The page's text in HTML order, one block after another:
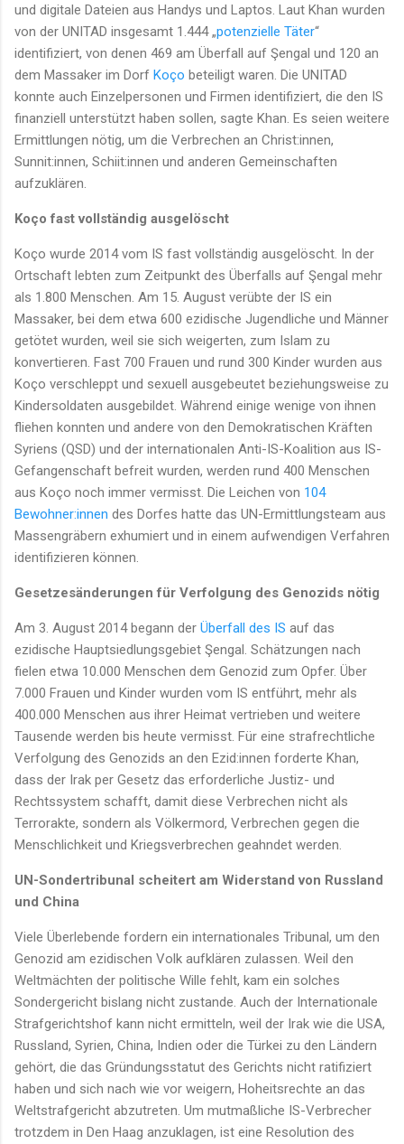
und digitale Dateien aus Handys und Laptos. Laut Khan wurden
von der UNITAD insgesamt 1.444 „potenzielle Täter“
identifiziert, von denen 469 am Überfall auf Şengal und 120 an
dem Massaker im Dorf Koço beteiligt waren. Die UNITAD
konnte auch Einzelpersonen und Firmen identifiziert, die den IS
finanziell unterstützt haben sollen, sagte Khan. Es seien weitere
Ermittlungen nötig, um die Verbrechen an Christ:innen,
Sunnit:innen, Schiit:innen und anderen Gemeinschaften
aufzuklären.
Koço fast vollständig ausgelöscht
Koço wurde 2014 vom IS fast vollständig ausgelöscht. In der
Ortschaft lebten zum Zeitpunkt des Überfalls auf Şengal mehr
als 1.800 Menschen. Am 15. August verübte der IS ein
Massaker, bei dem etwa 600 ezidische Jugendliche und Männer
getötet wurden, weil sie sich weigerten, zum Islam zu
konvertieren. Fast 700 Frauen und rund 300 Kinder wurden aus
Koço verschleppt und sexuell ausgebeutet beziehungsweise zu
Kindersoldaten ausgebildet. Während einige wenige von ihnen
fliehen konnten und andere von den Demokratischen Kräften
Syriens (QSD) und der internationalen Anti-IS-Koalition aus IS-
Gefangenschaft befreit wurden, werden rund 400 Menschen
aus Koço noch immer vermisst. Die Leichen von 104
Bewohner:innen des Dorfes hatte das UN-Ermittlungsteam aus
Massengräbern exhumiert und in einem aufwendigen Verfahren
identifizieren können.
Gesetzesänderungen für Verfolgung des Genozids nötig
Am 3. August 2014 begann der Überfall des IS auf das
ezidische Hauptsiedlungsgebiet Şengal. Schätzungen nach
fielen etwa 10.000 Menschen dem Genozid zum Opfer. Über
7.000 Frauen und Kinder wurden vom IS entführt, mehr als
400.000 Menschen aus ihrer Heimat vertrieben und weitere
Tausende werden bis heute vermisst. Für eine strafrechtliche
Verfolgung des Genozids an den Ezid:innen forderte Khan,
dass der Irak per Gesetz das erforderliche Justiz- und
Rechtssystem schafft, damit diese Verbrechen nicht als
Terrorakte, sondern als Völkermord, Verbrechen gegen die
Menschlichkeit und Kriegsverbrechen geahndet werden.
UN-Sondertribunal scheitert am Widerstand von Russland
und China
Viele Überlebende fordern ein internationales Tribunal, um den
Genozid am ezidischen Volk aufklären zulassen. Weil den
Weltmächten der politische Wille fehlt, kam ein solches
Sondergericht bislang nicht zustande. Auch der Internationale
Strafgerichtshof kann nicht ermitteln, weil der Irak wie die USA,
Russland, Syrien, China, Indien oder die Türkei zu den Ländern
gehört, die das Gründungsstatut des Gerichts nicht ratifiziert
haben und sich nach wie vor weigern, Hoheitsrechte an das
Weltstrafgericht abzutreten. Um mutmaßliche IS-Verbrecher
trotzdem in Den Haag anzuklagen, ist eine Resolution des